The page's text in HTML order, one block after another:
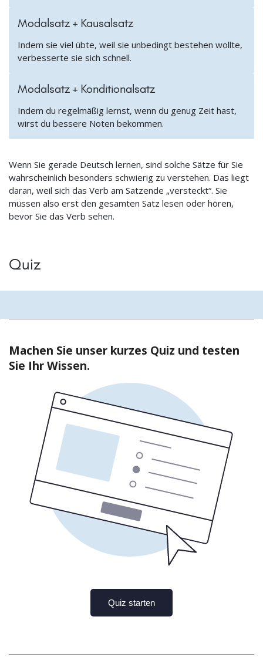
Modalsatz + Kausalsatz
Indem sie viel übte, weil sie unbedingt bestehen wollte,
verbesserte sie sich schnell.
Modalsatz + Konditionalsatz
Indem du regelmäßig lernst, wenn du genug Zeit hast,
wirst du bessere Noten bekommen.
Wenn Sie gerade Deutsch lernen, sind solche Sätze für Sie
wahrscheinlich besonders schwierig zu verstehen. Das liegt
daran, weil sich das Verb am Satzende „versteckt“. Sie
müssen also erst den gesamten Satz lesen oder hören,
bevor Sie das Verb sehen.
Quiz